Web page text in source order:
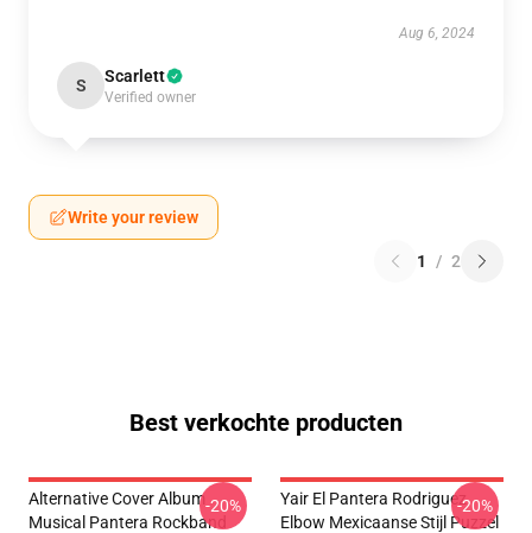
Aug 6, 2024
S Scarlett
Verified owner
Write your review
1 / 2
Best verkochte producten
Alternative Cover Album
Musical Pantera Rockband
-20%
Yair El Pantera Rodriguez
Elbow Mexicaanse Stijl Puzzel
-20%